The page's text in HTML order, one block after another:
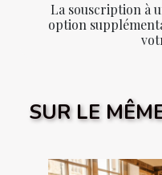
La souscription à
option
SUR LE